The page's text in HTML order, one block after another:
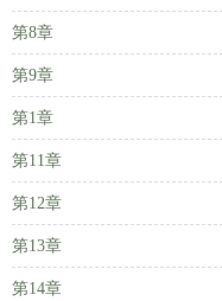
第8章
第9章
第1章
第11章
第12章
第13章
第14章